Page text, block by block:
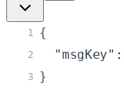
1 {
2 "msgKey" :
3 }